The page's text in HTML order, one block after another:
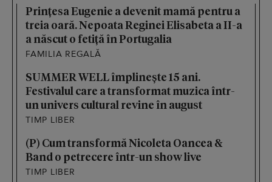
Prințesa Eugenie a devenit mamă pentru a
treia oară. Nepoata Reginei Elisabeta a II-a
a născut o fetiță în Portugalia
FAMILIA REGALĂ
SUMMER WELL împlinește 15 ani.
Festivalul care a transformat muzica într-
un univers cultural revine în august
TIMP LIBER
(P) Cum transformă Nicoleta Oancea &
Band o petrecere într-un show live
TIMP LIBER